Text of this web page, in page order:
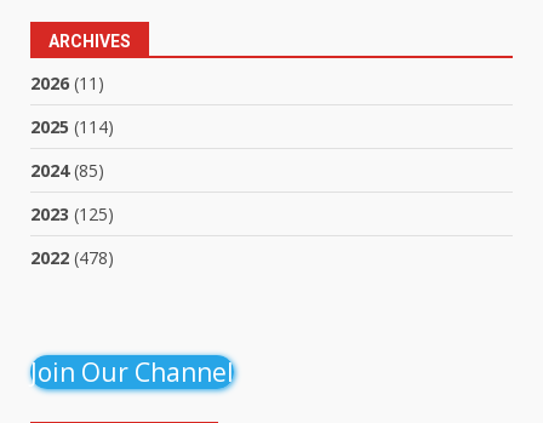
ARCHIVES
2026 (11)
2025 (114)
2024(85)
2023 (125)
2022 (478)
Join Our Channel